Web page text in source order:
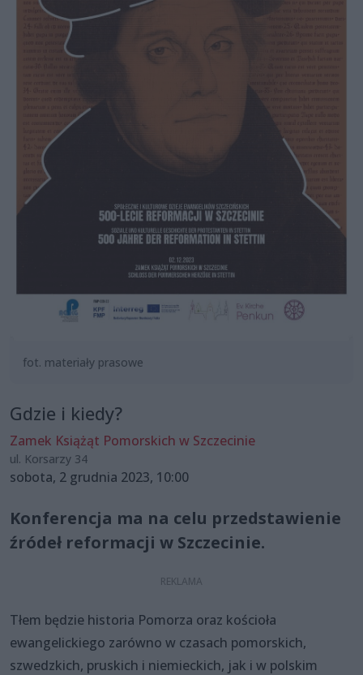
fot. materiały prasowe
Gdzie i kiedy?
Zamek Książąt Pomorskich w Szczecinie
ul. Korsarzy 34
sobota, 2 grudnia 2023, 10:00
Konferencja ma na celu przedstawienie
źródeł reformacji w Szczecinie.
Tłem będzie historia Pomorza oraz kościoła
ewangelickiego zarówno w czasach pomorskich,
szwedzkich, pruskich i niemieckich, jak i w polskim